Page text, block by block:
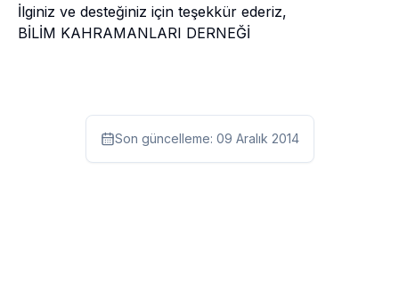
İlginiz ve desteğiniz için teşekkür ederiz,
BİLİM KAHRAMANLARI DERNEĞİ
Son güncelleme: 09 Aralık 2014